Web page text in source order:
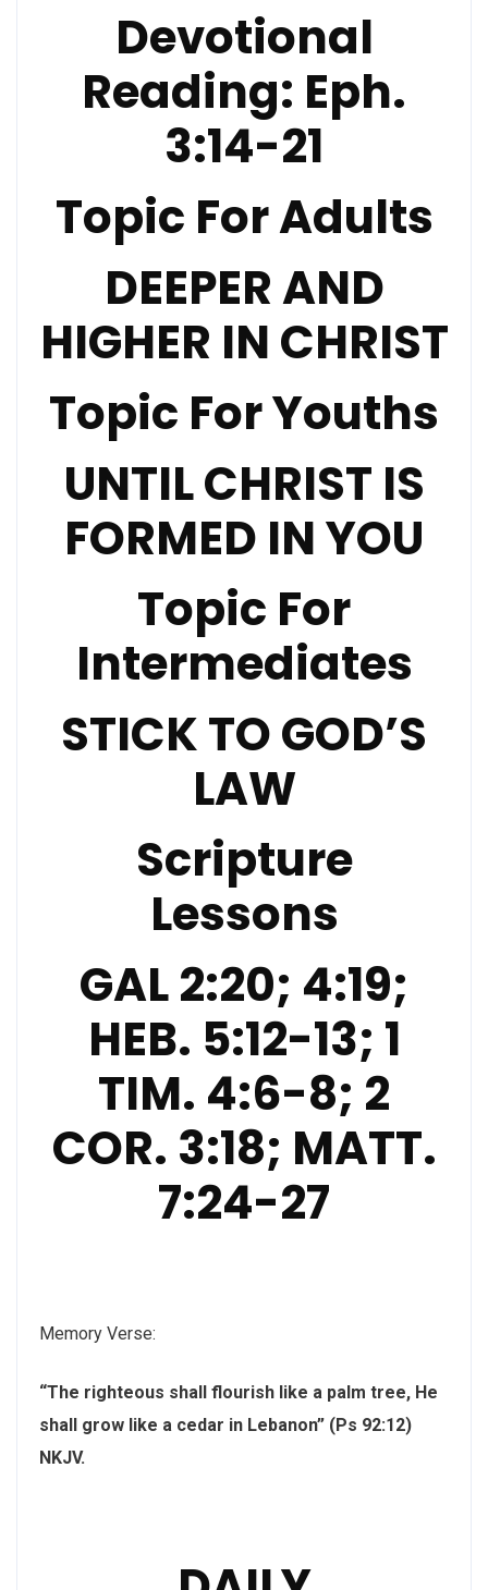
Devotional
Reading: Eph.
3:14-21
Topic For Adults
DEEPER AND
HIGHER IN CHRIST
Topic For Youths
UNTIL CHRIST IS
FORMED IN YOU
Topic For
Intermediates
STICK TO GOD’S
LAW
Scripture
Lessons
GAL 2:20; 4:19;
HEB. 5:12-13; 1
TIM. 4:6-8; 2
COR. 3:18; MATT.
7:24-27
Memory Verse:
“The righteous shall flourish like a palm tree, He
shall grow like a cedar in Lebanon” (Ps 92:12)
NKJV.